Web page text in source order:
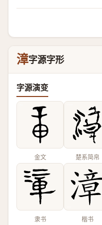
漳字源字形
字源演变
金文 楚系简帛
隶书 楷书